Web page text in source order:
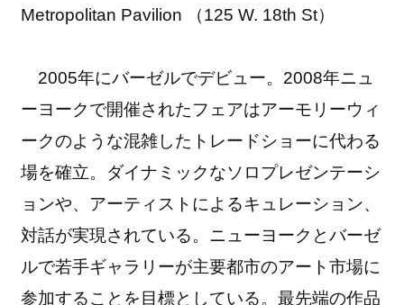
Metropolitan Pavilion （125 W. 18th St）
2005年にバーゼルでデビュー。2008年ニュ
ーヨークで開催されたフェアはアーモリーウィ
ークのような混雑したトレードショーに代わる
場を確立。ダイナミックなソロプレゼンテーシ
ョンや、アーティストによるキュレーション、
対話が実現されている。ニューヨークとバーゼ
ルで若手ギャラリーが主要都市のアート市場に
参加することを目標としている。最先端の作品